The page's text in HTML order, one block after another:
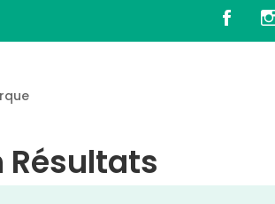
Résultats